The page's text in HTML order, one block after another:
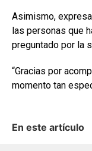
Asimismo,
las personas que
preguntado por la
“Gracias por
momento tan
En este artículo